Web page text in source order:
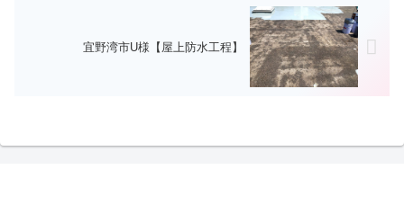
宜野湾市U様【屋上防水工程】